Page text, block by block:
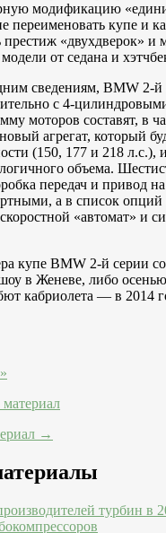
модификацию
переименовать купе и
«двухдверок» и
от седана и
сведениям, BMW 2-й
с 4-
моторов составят, в
агрегат, который
(150, 177 и 218 л.с.),
объема.
передач и привод
а в список опций
«автомат» и
купе BMW 2-й серии
в Женеве, либо
кабриолета — в 2014
→